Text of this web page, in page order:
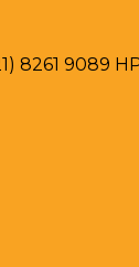
8261 9089